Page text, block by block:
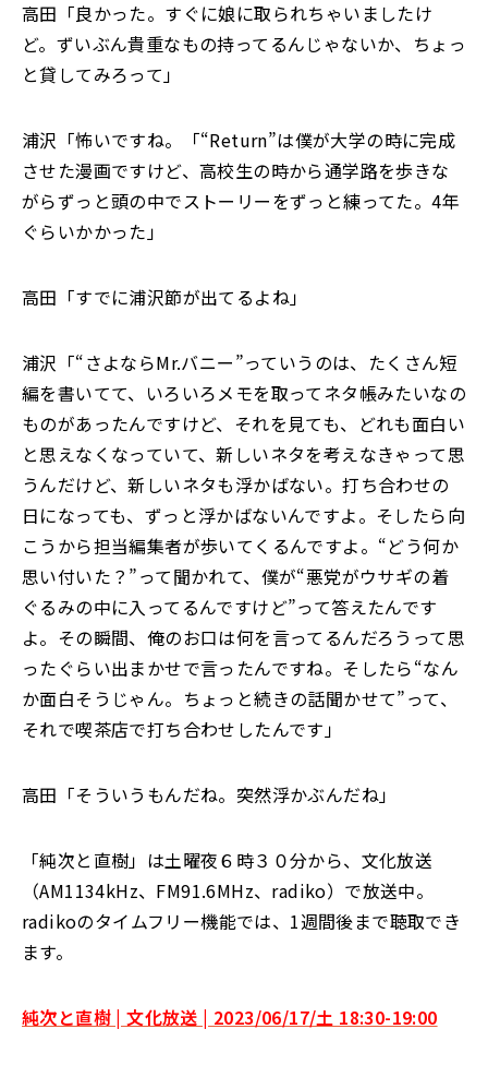
高田「良かった。すぐに娘に取られちゃいましたけ
ど。ずいぶん貴重なもの持ってるんじゃないか、ちょっ
と貸してみろって」
浦沢「怖いですね。「“Return”は僕が大学の時に完成
させた漫画ですけど、高校生の時から通学路を歩きな
がらずっと頭の中でストーリーをずっと練ってた。4年
ぐらいかかった」
高田「すでに浦沢節が出てるよね」
浦沢「“さよならMr.バニー”っていうのは、たくさん短
編を書いてて、いろいろメモを取ってネタ帳みたいなの
ものがあったんですけど、それを見ても、どれも面白い
と思えなくなっていて、新しいネタを考えなきゃって思
うんだけど、新しいネタも浮かばない。打ち合わせの
日になっても、ずっと浮かばないんですよ。そしたら向
こうから担当編集者が歩いてくるんですよ。“どう何か
思い付いた？”って聞かれて、僕が“悪党がウサギの着
ぐるみの中に入ってるんですけど”って答えたんです
よ。その瞬間、俺のお口は何を言ってるんだろうって思
ったぐらい出まかせで言ったんですね。そしたら“なん
か面白そうじゃん。ちょっと続きの話聞かせて”って、
それで喫茶店で打ち合わせしたんです」
高田「そういうもんだね。突然浮かぶんだね」
「純次と直樹」は土曜夜６時３０分から、文化放送
（AM1134kHz、FM91.6MHz、radiko）で放送中。
radikoのタイムフリー機能では、1週間後まで聴取でき
ます。
純次と直樹 | 文化放送 | 2023/06/17/土 18:30-19:00